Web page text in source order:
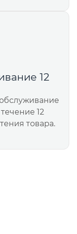
12
12
товара.